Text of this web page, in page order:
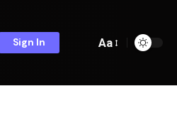
Sign In Aa